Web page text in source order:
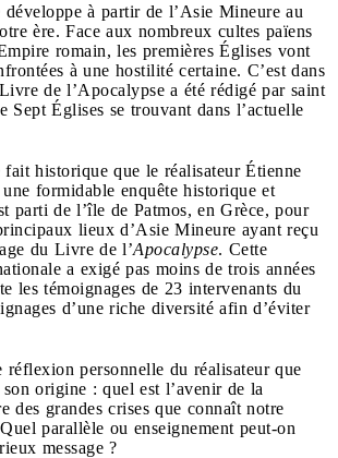
à partir de l’Asie Mineure au
ère. Face aux nombreux cultes païens
romain, les premières Églises vont
à une hostilité certaine. C’est dans
de l’Apocalypse a été rédigé par saint
Sept Églises se trouvant dans l’actuelle
fait historique que le réalisateur Étienne
formidable enquête historique et
parti de l’île de Patmos, en Grèce, pour
lieux d’Asie Mineure ayant reçu
du Livre de l’Apocalypse. Cette
a exigé pas moins de trois années
les témoignages de 23 intervenants du
d’une riche diversité afin d’éviter
réflexion personnelle du réalisateur que
origine : quel est l’avenir de la
des grandes crises que connaît notre
parallèle ou enseignement peut-on
message ?